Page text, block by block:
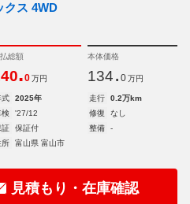
クス 4WD
総額
.0 万円
本体価格
134. 0 万円
式 2025年 走行
0.2万km
検
'27/12 修復
なし
証
保証付 整備
-
所
富山県 富山市
見積もり・在庫確認